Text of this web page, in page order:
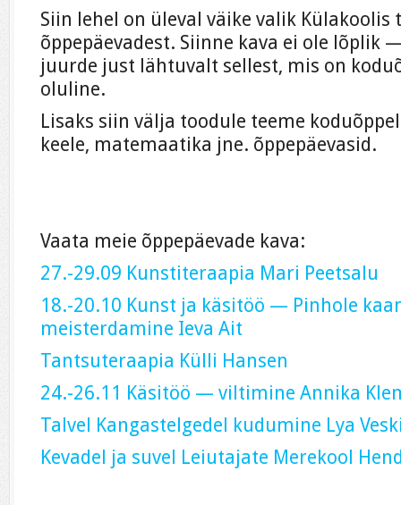
Siin lehel on üleval väike valik
õppepäevadest. Siinne kava ei ole lõplik
juurde just lähtuvalt sellest, mis on
oluline.
Lisaks siin välja toodule teeme
keele, matemaatika jne. õppepäevasid.
Vaata meie õppepäevade kava:
27.-29.09 Kunstiteraapia Mari Peetsalu
18.-20.10 Kunst ja käsitöö — Pinhole
meisterdamine Ieva Ait
Tantsuteraapia Külli Hansen
24.-26.11 Käsitöö — viltimine Annika
Talvel Kangastelgedel kudumine Lya
Kevadel ja suvel Leiutajate Merekool